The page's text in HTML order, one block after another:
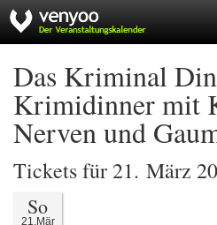
Das Kriminal
Krimidinner mit
Nerven und
Tickets für 21. März
So
21.Mär